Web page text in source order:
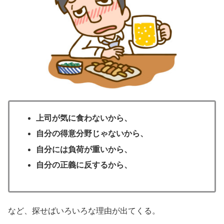
上司が気に食わないから、
自分の得意分野じゃないから、
自分には負荷が重いから、
自分の正義に反するから、
など、探せばいろいろな理由が出てくる。